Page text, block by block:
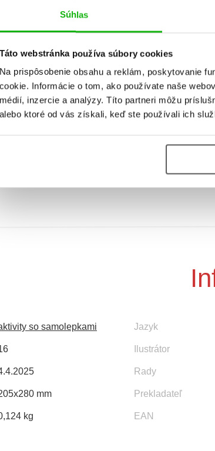
Súhlas
Táto webstránka používa súbory cookies
Na prispôsobenie obsahu a reklám, poskytovanie
cookie. Informácie o tom, ako používate naše
médií, inzercie a analýzy. Títo partneri môžu
alebo ktoré od vás získali, keď ste používali ich
Obleč malé
Zošit s nálepkami:
povolania a miesta
so samolepkami
mm
kg
Jazyk
Ilustrátor
Rady
Prekladateľ
EAN